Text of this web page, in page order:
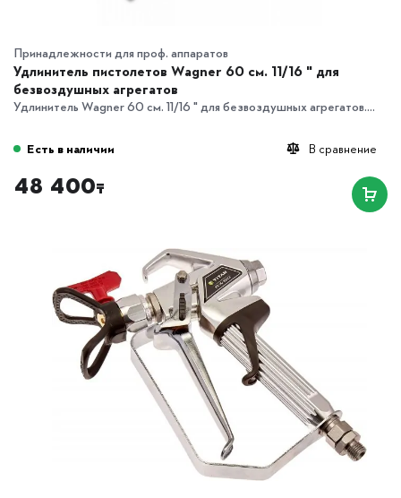
Принадлежности для проф. аппаратов
Удлинитель пистолетов Wagner 60 см. 11/16 " для
безвоздушных агрегатов
Удлинитель Wagner 60 см. 11/16 " для безвоздушных агрегатов....
В сравнение
Есть в наличии
48 400₸